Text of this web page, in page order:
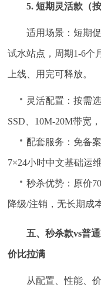
5. 短期灵活款（
适用场景：短期
试水站点，周期1-6个
上线、用完可释放。
灵活配置：按需
SSD、10M-20M带宽
配套服务：免备
7×24小时中文基础运维
秒杀优势：原价
降级/注销，无长期成
五、秒杀款vs普
价比拉满
从配置、性能、